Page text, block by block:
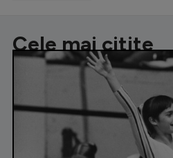
Cele mai citite